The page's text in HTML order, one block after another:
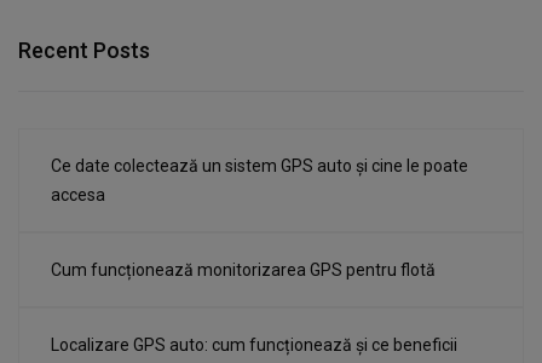
Recent Posts
Ce date colectează un sistem GPS auto și cine le poate
accesa
Cum funcționează monitorizarea GPS pentru flotă
Localizare GPS auto: cum funcționează și ce beneficii